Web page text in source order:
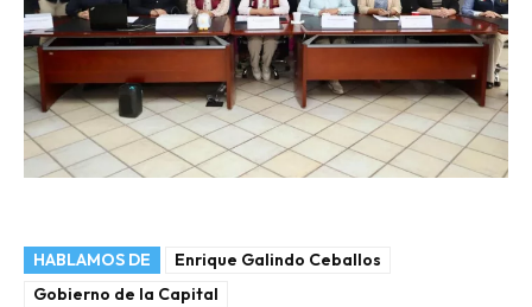
HABLAMOS DE
Enrique Galindo Ceballos
Gobierno de la Capital